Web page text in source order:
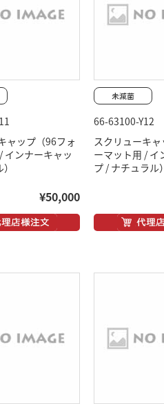
ャップ（96フォ
インナーキャッ
¥50,000
66-63100-Y12
スクリューキ
ーマット用 / イ
プ / ナチュラル）